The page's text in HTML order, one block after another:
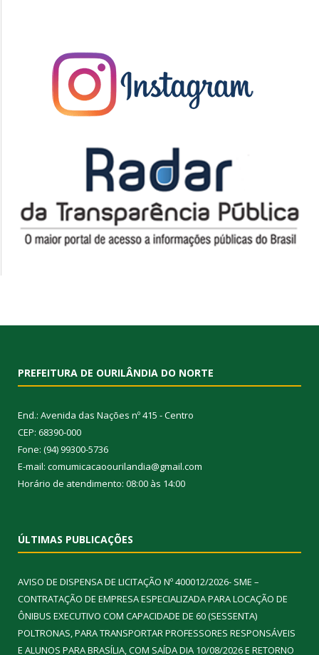
PREFEITURA DE OURILÂNDIA DO NORTE
End.: Avenida das Nações nº 415 - Centro
CEP: 68390-000
Fone: (94) 99300-5736
E-mail: comumicacaoourilandia@gmail.com
Horário de atendimento: 08:00 às 14:00
ÚLTIMAS PUBLICAÇÕES
AVISO DE DISPENSA DE LICITAÇÃO Nº 400012/2026- SME –
CONTRATAÇÃO DE EMPRESA ESPECIALIZADA PARA LOCAÇÃO DE
ÔNIBUS EXECUTIVO COM CAPACIDADE DE 60 (SESSENTA)
POLTRONAS, PARA TRANSPORTAR PROFESSORES RESPONSÁVEIS
E ALUNOS PARA BRASÍLIA, COM SAÍDA DIA 10/08/2026 E RETORNO